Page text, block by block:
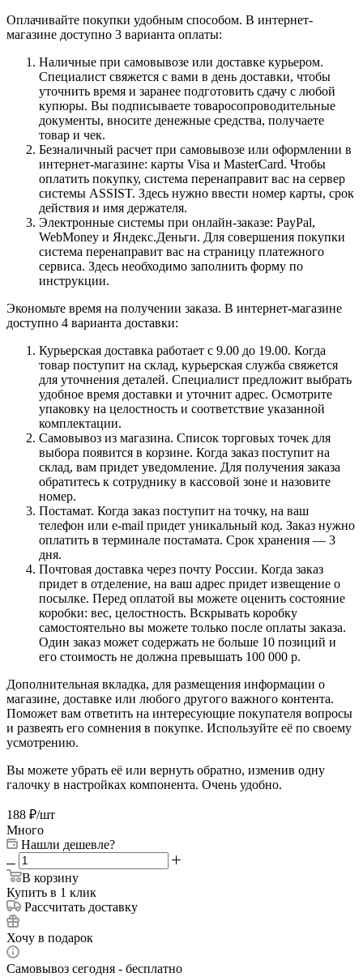
Оплачивайте покупки удобным способом. В интернет-
магазине доступно 3 варианта оплаты:
Наличные при самовывозе или доставке курьером.
Специалист свяжется с вами в день доставки, чтобы
уточнить время и заранее подготовить сдачу с любой
купюры. Вы подписываете товаросопроводительные
документы, вносите денежные средства, получаете
товар и чек.
Безналичный расчет при самовывозе или оформлении в
интернет-магазине: карты Visa и MasterCard. Чтобы
оплатить покупку, система перенаправит вас на сервер
системы ASSIST. Здесь нужно ввести номер карты, срок
действия и имя держателя.
Электронные системы при онлайн-заказе: PayPal,
WebMoney и Яндекс.Деньги. Для совершения покупки
система перенаправит вас на страницу платежного
сервиса. Здесь необходимо заполнить форму по
инструкции.
Экономьте время на получении заказа. В интернет-магазине
доступно 4 варианта доставки:
Курьерская доставка работает с 9.00 до 19.00. Когда
товар поступит на склад, курьерская служба свяжется
для уточнения деталей. Специалист предложит выбрать
удобное время доставки и уточнит адрес. Осмотрите
упаковку на целостность и соответствие указанной
комплектации.
Самовывоз из магазина. Список торговых точек для
выбора появится в корзине. Когда заказ поступит на
склад, вам придет уведомление. Для получения заказа
обратитесь к сотруднику в кассовой зоне и назовите
номер.
Постамат. Когда заказ поступит на точку, на ваш
телефон или e-mail придет уникальный код. Заказ нужно
оплатить в терминале постамата. Срок хранения — 3
дня.
Почтовая доставка через почту России. Когда заказ
придет в отделение, на ваш адрес придет извещение о
посылке. Перед оплатой вы можете оценить состояние
коробки: вес, целостность. Вскрывать коробку
самостоятельно вы можете только после оплаты заказа.
Один заказ может содержать не больше 10 позиций и
его стоимость не должна превышать 100 000 р.
Дополнительная вкладка, для размещения информации о
магазине, доставке или любого другого важного контента.
Поможет вам ответить на интересующие покупателя вопросы
и развеять его сомнения в покупке. Используйте её по своему
усмотрению.
Вы можете убрать её или вернуть обратно, изменив одну
галочку в настройках компонента. Очень удобно.
188 ₽/шт
Много
Нашли дешевле?
В корзину
Купить в 1 клик
Рассчитать доставку
Хочу в подарок
Самовывоз сегодня - бесплатно